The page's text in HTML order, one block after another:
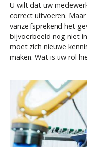
U wilt dat uw
correct uitvoeren.
vanzelfsprekend het
bijvoorbeeld nog niet
moet zich nieuwe
maken. Wat is uw rol